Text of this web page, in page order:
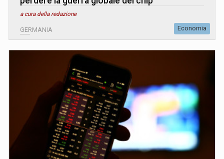
a cura della redazione
GERMANIA Economia